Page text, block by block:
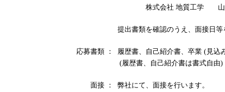
株式会社 地質工学 山
提出書類を確認のうえ、面接日
応募書類 ：
履歴書、自己紹介書、卒業 (見込
(履歴書、自己紹介書は書式自由)
面接 ：
弊社にて、面接を行います。